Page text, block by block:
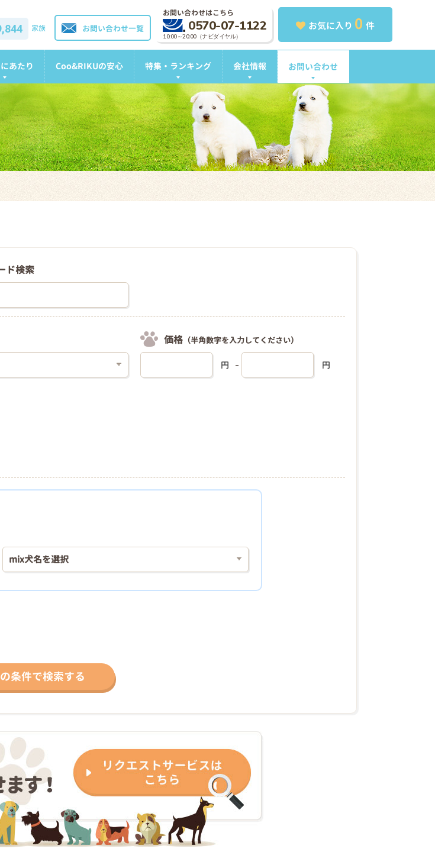
お気に入り 0 件
お問い合わせはこちら
0570-07-1122
10:00～20:00（ナビダイヤル）
お問い合わせ一覧
家族
あたり Coo&RIKUの安心 特集・ランキング 会社情報 お問い合わせ
ド検索
価格 （半角数字を入力してください）
円 円
条件で検索する